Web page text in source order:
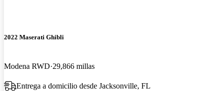
2022 Maserati Ghibli
Modena RWD 29,866 millas
Entrega a domicilio desde Jacksonville, FL